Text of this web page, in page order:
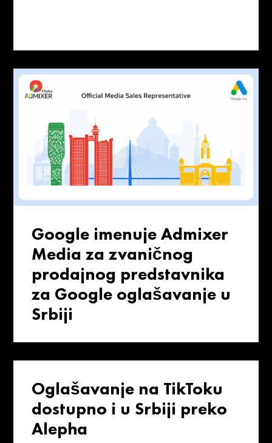
Google imenuje Admixer
Media za zvaničnog
prodajnog predstavnika
za Google oglašavanje u
Srbiji
Oglašavanje na TikToku
dostupno i u Srbiji preko
Alepha